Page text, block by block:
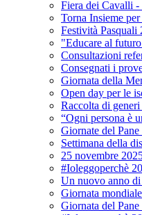
Fiera dei Cavalli
Torna Insieme
Festività Pasquali
"Educare al
Consultazioni
Consegnati i
Giornata della
Open day per le
Raccolta di
“Ogni persona è
Giornate del
Settimana della
25 novembre
#Ioleggoperchè
Un nuovo anno
Giornata
Giornata del Pane